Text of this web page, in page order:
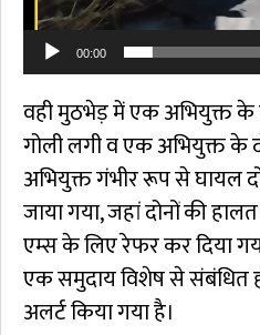
00:00
वही मुठभेड़ में एक अभियुक्त के
गोली लगी व एक अभियुक्त के
अभियुक्त गंभीर रूप से घायल
जाया गया, जहां दोनों की
एम्स के लिए रेफर कर दिया
एक समुदाय विशेष से संबंधित
अलर्ट किया गया है।